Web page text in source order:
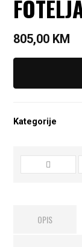
805,00 KM
Kategorije
OPIS